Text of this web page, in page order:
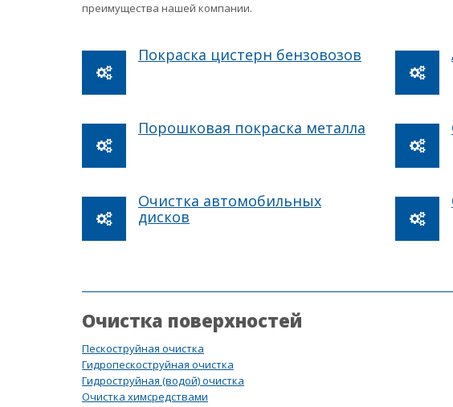
преимущества нашей компании.
Покраска цистерн бензовозов
Порошковая покраска металла
Очистка автомобильных
дисков
Очистка поверхностей
Пескоструйная очистка
Гидропескоструйная очистка
Гидроструйная (водой) очистка
Очистка химсредствами